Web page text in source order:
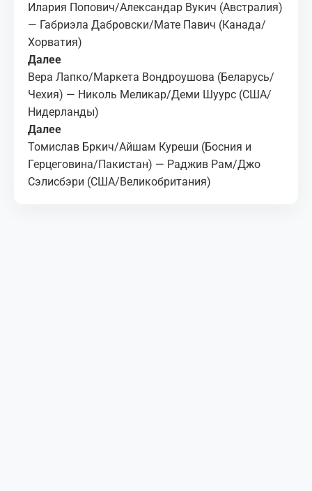
Илария Попович/Александар Вукич (Австралия)
— Габриэла Дабровски/Мате Павич (Канада/
Хорватия)
Далее
Вера Лапко/Маркета Вондроушова (Беларусь/
Чехия) — Николь Меликар/Деми Шуурс (США/
Нидерланды)
Далее
Томислав Бркич/Айшам Куреши (Босния и
Герцеговина/Пакистан) — Раджив Рам/Джо
Сэлисбэри (США/Великобритания)